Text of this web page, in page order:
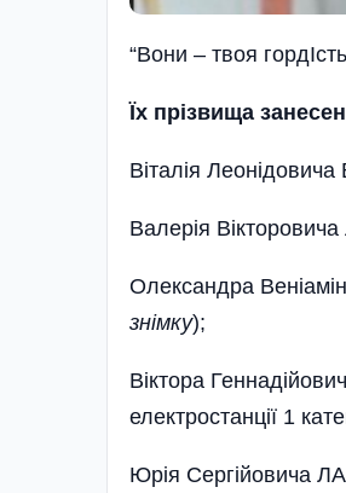
“Вони – твоя
Їх прізвища
Віталія
Валерія
Олександра
знімку);
Віктора
електростанції 1
Юрія Сергійовича